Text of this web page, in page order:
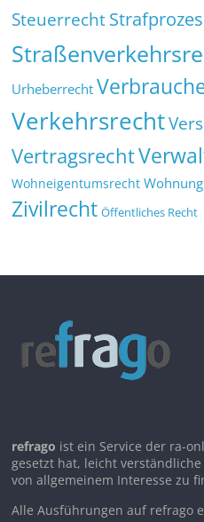
Steuerrecht
Urheberrecht
Verkehrsrecht
Vertragsrecht
Wohneigentumsrecht
Zivilrecht Öffentliches Recht
refrago ist ein Service der ra-
gesetzt hat, leicht
von allgemeinem Interesse zu
Alle Ausführungen auf refrago